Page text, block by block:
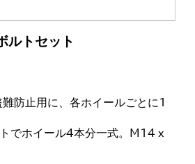
ルトセット
防止用に、各ホイールごとに1
でホイール4本分一式。M14 x